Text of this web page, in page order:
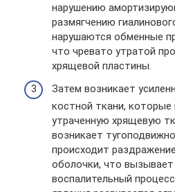
нарушению
размягчению
нарушаются обменные
что чревато утратой
хрящевой пластины.
Затем возникает
костной ткани,
утраченную хрящевую
возникает
происходит
оболочки, что
воспалительный